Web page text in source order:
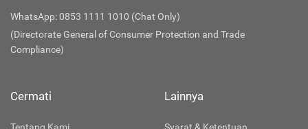
WhatsApp: 0853 1111 1010 (Chat Only)
(Directorate General of Consumer Protection and Trade
Compliance)
Cermati Lainnya